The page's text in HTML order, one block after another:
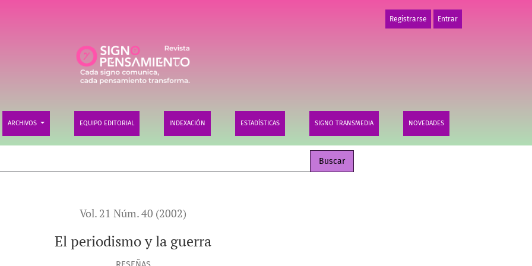
ARCHIVOS EQUIPO EDITORIAL INDEXACIÓN ESTADÍSTICAS SIGNO TRANSMEDIA NOVEDADES
Registrarse Entrar
Buscar
Vol. 21 Núm. 40 (2002)
El periodismo y la guerra